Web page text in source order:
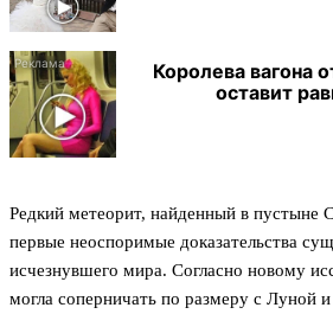
Королева вагона
оставит
Редкий метеорит, найденный в пустыне
первые неоспоримые доказательства
исчезнувшего мира. Согласно новому
могла соперничать по размеру с Луной